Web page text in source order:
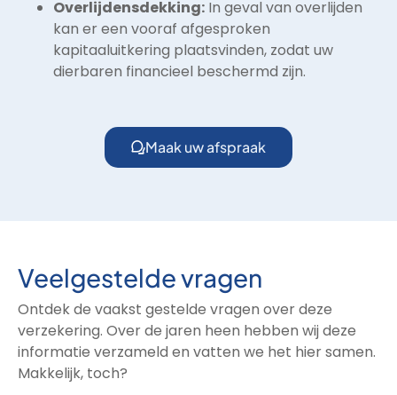
Overlijdensdekking: In geval van overlijden
kan er een vooraf afgesproken
kapitaaluitkering plaatsvinden, zodat uw
dierbaren financieel beschermd zijn.
Maak uw afspraak
Veelgestelde vragen
Ontdek de vaakst gestelde vragen over deze
verzekering. Over de jaren heen hebben wij deze
informatie verzameld en vatten we het hier samen.
Makkelijk, toch?